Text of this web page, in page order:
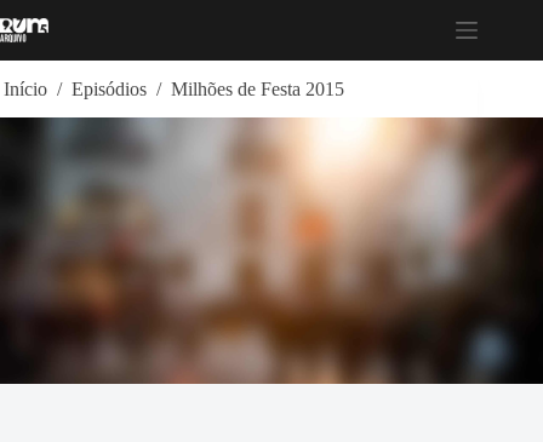
para
Início / Episódios / Milhões de Festa 2015